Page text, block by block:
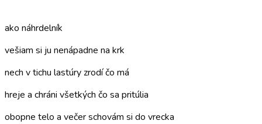
ako náhrdelník
vešiam si ju nenápadne na krk
nech v tichu lastúry zrodí čo má
hreje a chráni všetkých čo sa pritúlia
obopne telo a večer schovám si do vrecka